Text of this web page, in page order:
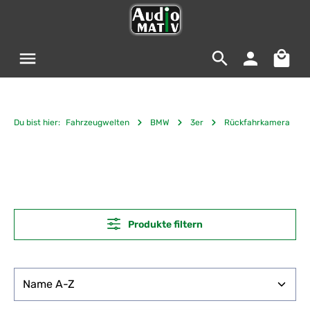
Du bist hier: Fahrzeugwelten BMW 3er Rückfahrkamera
Produkte filtern